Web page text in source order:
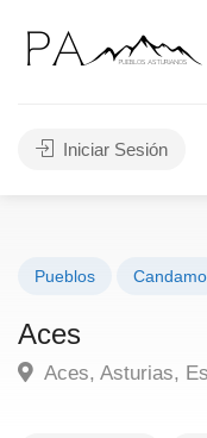
Iniciar Sesión
Pueblos Candamo
Aces
Aces, Asturias,